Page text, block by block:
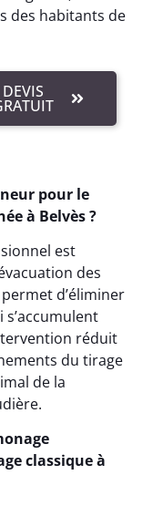
des habitants de
DEVIS
pour le
à Belvès ?
est
des
d’éliminer
réduit
du tirage
de la
classique à